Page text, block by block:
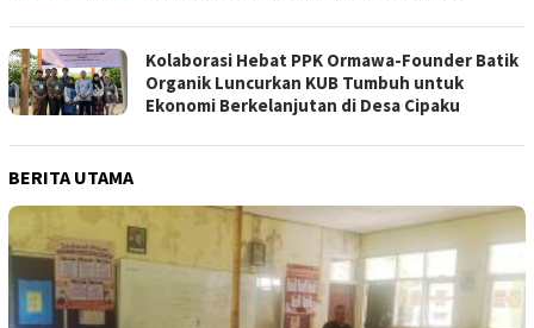
Kolaborasi Hebat PPK Ormawa-Founder Batik
Organik Luncurkan KUB Tumbuh untuk
Ekonomi Berkelanjutan di Desa Cipaku
BERITA UTAMA